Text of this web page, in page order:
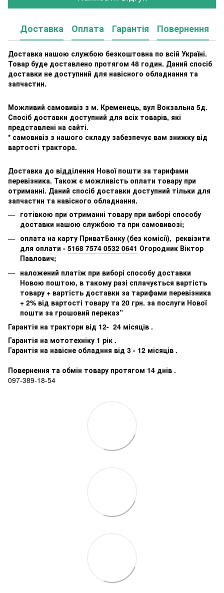
Доставка Оплата Гарантія Повернення
Доставка нашою службою безкоштовна по всій Україні.
Товар буде доставлено протягом 48 годин. Даний спосіб
доставки не доступний для навісного обладнання та
запчастин.
Можливий самовивіз з м. Кременець, вул Вокзальна 5д.
Спосіб доставки доступний для всіх товарів, які
представлені на сайті.
* самовивіз з нашого складу забезпечує вам знижку від
вартості трактора.
Доставка до відділення Нової пошти за тарифами
перевізника. Також є можливість оплати товару при
отриманні. Даний спосіб доставки доступний тільки для
запчастин та навісного обладнання.
готівкою при отриманні товару при виборі способу
доставки нашою службою та при самовивозі;
оплата на карту ПриватБанку (без комісії), реквізити
для оплати - 5168 7574 0532 0641 Огородник Віктор
Павлович;
наложений платіж при виборі способу доставки
Новою поштою, в такому разі сплачується вартість
товару + вартість доставки за тарифами перевізника
+ 2% від вартості товару та 20 грн. за послуги Нової
пошти за грошовий переказ”
Гарантія на трактори від 12- 24 місяців .
Гарантія на мототехніку 1 рік .
Гарантія на навісне обладння від 3 - 12 місяців .
Повернення та обмін товару протягом 14 днів .
097-389-18-54